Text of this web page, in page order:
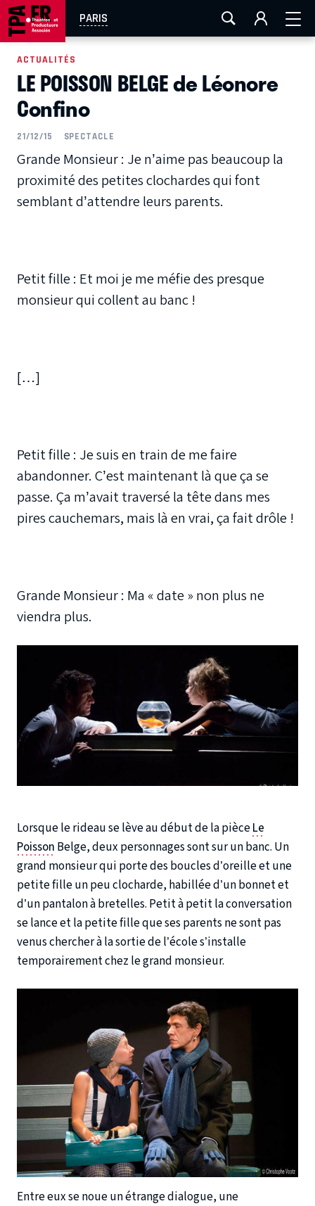
PARIS
AIX-MARSEILLE LA ROCHELLE
EN TOURNÉE
ACTUALITÉS
LE POISSON BELGE de Léonore
Confino
21/12/15 SPECTACLE
Grande Monsieur : Je n’aime pas beaucoup la
proximité des petites clochardes qui font
semblant d’attendre leurs parents.
Petit fille : Et moi je me méfie des presque
monsieur qui collent au banc !
[…]
Petit fille : Je suis en train de me faire
abandonner. C’est maintenant là que ça se
passe. Ça m’avait traversé la tête dans mes
pires cauchemars, mais là en vrai, ça fait drôle !
Grande Monsieur : Ma « date » non plus ne
viendra plus.
Lorsque le rideau se lève au début de la pièceLe
Poisson Belge, deux personnages sont sur un banc. Un
grand monsieur qui porte des boucles d’oreille et une
petite fille un peu clocharde, habillée d’un bonnet et
d’un pantalon à bretelles. Petit à petit la conversation
se lance et la petite fille que ses parents ne sont pas
venus chercher à la sortie de l’école s’installe
temporairement chez le grand monsieur.
Entre eux se noue un étrange dialogue, une